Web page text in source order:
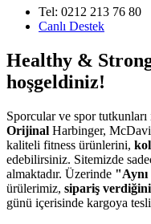
Tel: 0212 213 76 80
Canlı Destek
Healthy &
hoşgeldiniz!
Sporcular ve spor
Orijinal Harbinger,
kaliteli fitness ürünlerini,
edebilirsiniz. Sitemizde
almaktadır. Üzerinde
ürülerimiz, sipariş
günü içerisinde kargoya